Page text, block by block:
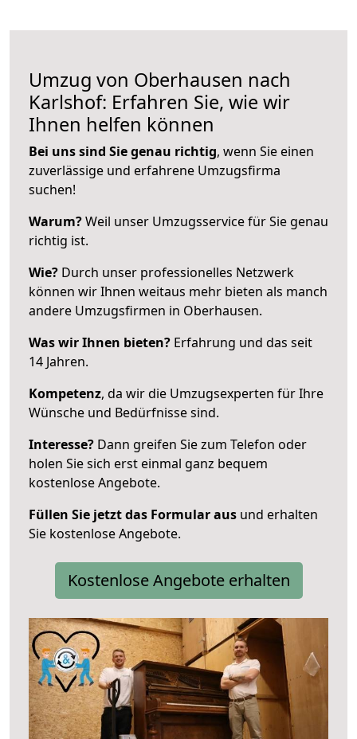
Umzug von Oberhausen nach
Karlshof: Erfahren Sie, wie wir
Ihnen helfen können
Bei uns sind Sie genau richtig, wenn Sie einen
zuverlässige und erfahrene Umzugsfirma
suchen!
Warum?Weil unser Umzugsservice für Sie genau
richtig ist.
Wie? Durch unser professionelles Netzwerk
können wir Ihnen weitaus mehr bieten als manch
andere Umzugsfirmen in Oberhausen.
Was wir Ihnen bieten? Erfahrung und das seit
14 Jahren.
Kompetenz, da wir die Umzugsexperten für Ihre
Wünsche und Bedürfnisse sind.
Interesse? Dann greifen Sie zum Telefon oder
holen Sie sich erst einmal ganz bequem
kostenlose Angebote.
Füllen Sie jetzt das Formular aus und erhalten
Sie kostenlose Angebote.
Kostenlose Angebote erhalten